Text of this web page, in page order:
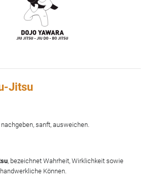
Jitsu
nachgeben, sanft, ausweichen.
, bezeichnet Wahrheit, Wirklichkeit sowie
Können.